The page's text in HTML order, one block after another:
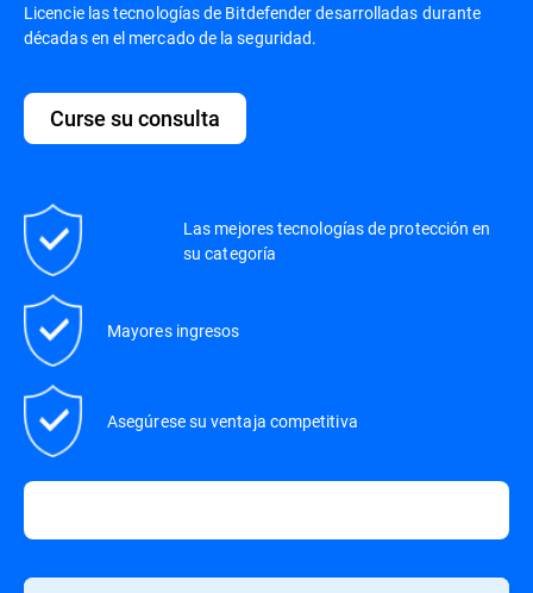
Licencie las tecnologías de Bitdefender desarrolladas durante
décadas en el mercado de la seguridad.
Curse su consulta
Las mejores tecnologías de protección en
su categoría
Mayores ingresos
Asegúrese su ventaja competitiva